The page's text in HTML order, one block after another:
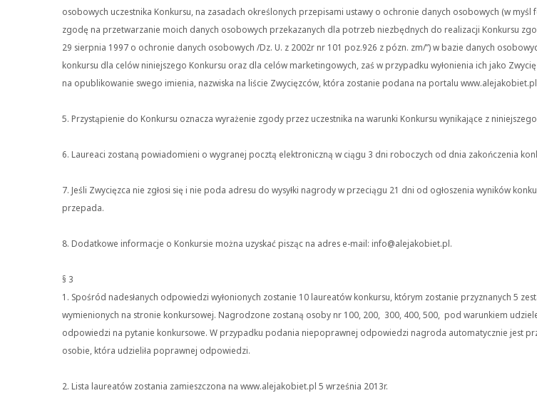
osobowych uczestnika Konkursu, na zasadach określonych przepisami ustawy o ochronie danych osobowych (w myśl
zgodę na przetwarzanie moich danych osobowych przekazanych dla potrzeb niezbędnych do realizacji Konkursu
29 sierpnia 1997 o ochronie danych osobowych /Dz. U. z 2002r nr 101 poz.926 z pózn. zm/”) w bazie danych
konkursu dla celów niniejszego Konkursu oraz dla celów marketingowych, zaś w przypadku wyłonienia ich jako
na opublikowanie swego imienia, nazwiska na liście Zwycięzców, która zostanie podana na portalu www.alejakobiet.pl
5. Przystąpienie do Konkursu oznacza wyrażenie zgody przez uczestnika na warunki Konkursu wynikające z
6. Laureaci zostaną powiadomieni o wygranej pocztą elektroniczną w ciągu 3 dni roboczych od dnia zakończenia
7. Jeśli Zwycięzca nie zgłosi się i nie poda adresu do wysyłki nagrody w przeciągu 21 dni od ogłoszenia wyników
przepada.
8. Dodatkowe informacje o Konkursie można uzyskać pisząc na adres e-mail: info@alejakobiet.pl.
§ 3
1. Spośród nadesłanych odpowiedzi wyłonionych zostanie 10 laureatów konkursu, którym zostanie przyznanych 5
wymienionych na stronie konkursowej. Nagrodzone zostaną osoby nr 100, 200, 300, 400, 500, pod warunkiem
odpowiedzi na pytanie konkursowe. W przypadku podania niepoprawnej odpowiedzi nagroda automatycznie jest
osobie, która udzieliła poprawnej odpowiedzi.
2. Lista laureatów zostania zamieszczona na www.alejakobiet.pl 5 września 2013r.